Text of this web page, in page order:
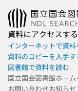
資料にアクセスす
インターネットで資料
資料のコピーを入手す
図書館で資料を読む
国立国会図書館ホーム
お問い合わせお知らせ